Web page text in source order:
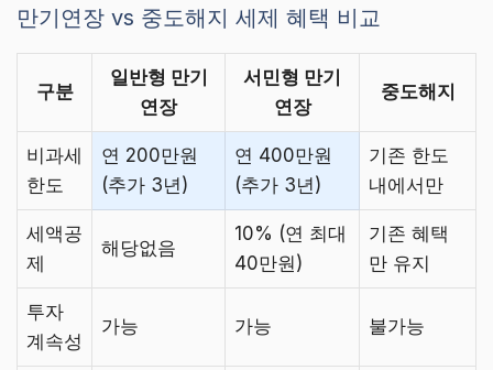
만기연장 vs 중도해지 세제 혜택 비교
구분
일반형 만기
연장
서민형 만기
연장
중도해지
비과세
한도
연 200만원
(추가 3년)
연 400만원
(추가 3년)
기존 한도
내에서만
세액공
제
해당없음
10% (연 최대
40만원)
기존 혜택
만 유지
투자
계속성
가능 가능 불가능